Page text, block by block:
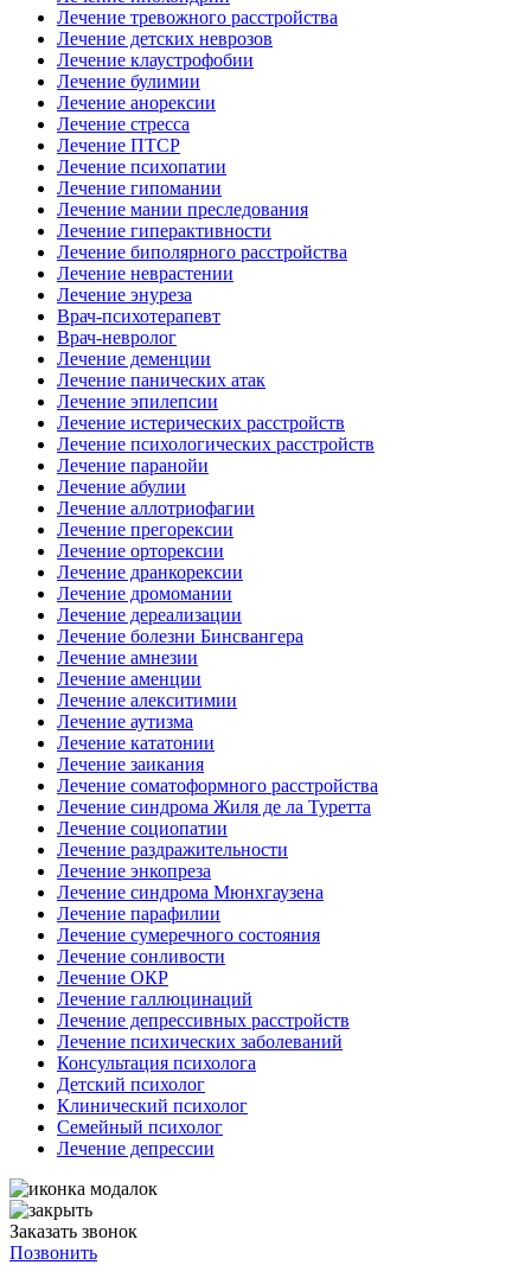
Лечение тревожного расстройства
Лечение детских неврозов
Лечение клаустрофобии
Лечение булимии
Лечение анорексии
Лечение стресса
Лечение ПТСР
Лечение психопатии
Лечение гипомании
Лечение мании преследования
Лечение гиперактивности
Лечение биполярного расстройства
Лечение неврастении
Лечение энуреза
Врач-психотерапевт
Врач-невролог
Лечение деменции
Лечение панических атак
Лечение эпилепсии
Лечение истерических расстройств
Лечение психологических расстройств
Лечение паранойи
Лечение абулии
Лечение аллотриофагии
Лечение прегорексии
Лечение орторексии
Лечение дранкорексии
Лечение дромомании
Лечение дереализации
Лечение болезни Бинсвангера
Лечение амнезии
Лечение аменции
Лечение алекситимии
Лечение аутизма
Лечение кататонии
Лечение заикания
Лечение соматоформного расстройства
Лечение синдрома Жиля де ла Туретта
Лечение социопатии
Лечение раздражительности
Лечение энкопреза
Лечение синдрома Мюнхгаузена
Лечение парафилии
Лечение сумеречного состояния
Лечение сонливости
Лечение ОКР
Лечение галлюцинаций
Лечение депрессивных расстройств
Лечение психических заболеваний
Консультация психолога
Детский психолог
Клинический психолог
Семейный психолог
Лечение депрессии
Заказать звонок
Позвонить